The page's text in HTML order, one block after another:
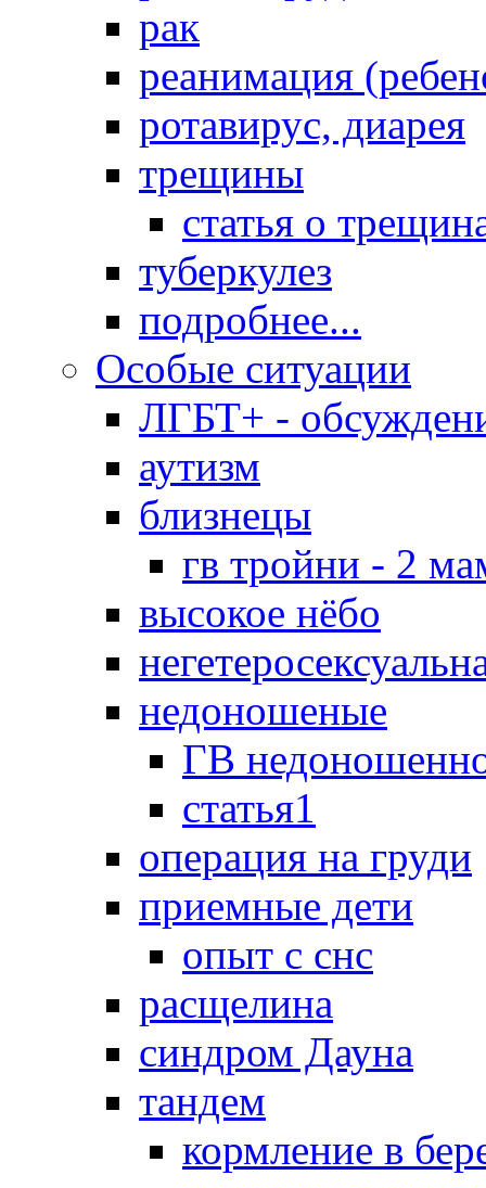
рак
реанимация
ротавирус, диарея
трещины
статья о
туберкулез
подробнее...
Особые ситуации
ЛГБТ+ -
аутизм
близнецы
гв тройни - 2
высокое нёбо
недоношеные
ГВ
статья1
операция на груди
приемные дети
опыт с снс
расщелина
синдром Дауна
тандем
кормление в